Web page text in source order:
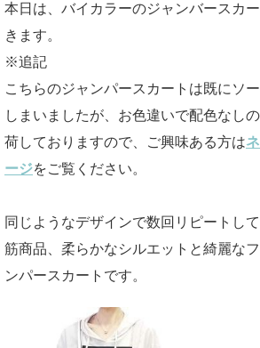
本日は、バイカラーのジャンバースカ
きます。
※追記
こちらのジャンパースカートは既にソ
しまいましたが、お色違いで配色なし
荷しておりますので、ご興味ある方は
ージをご覧ください。
同じようなデザインで数回リピートし
筋商品、柔らかなシルエットと綺麗な
ンパースカートです。